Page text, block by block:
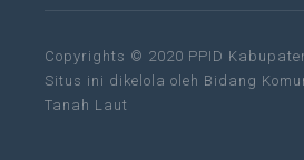
Copyrights © 2020 PPID
Situs ini dikelola oleh Bidang
Tanah Laut